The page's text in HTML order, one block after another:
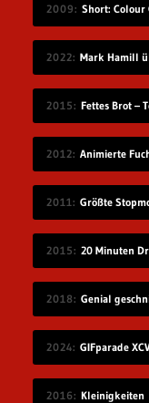
2009 Short: Colour
2022
2015 Fettes Brot –
2012 Animierte
2011 Größte
2015 20 Minuten
2018 Genial
2024 GIFparade
2016 Kleinigkeiten